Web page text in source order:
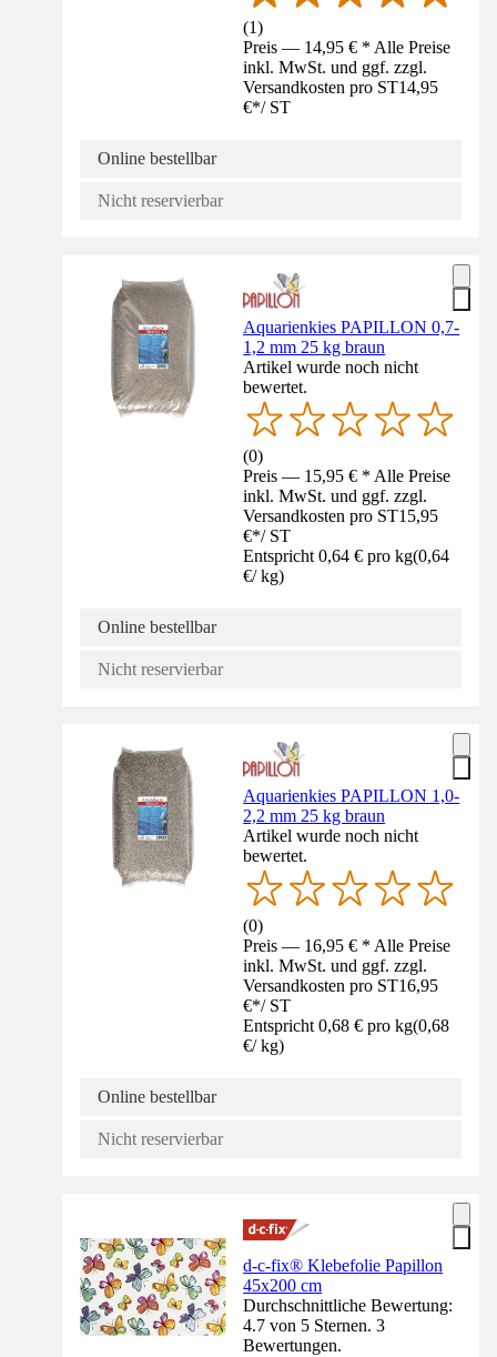
(1)
Preis — 14,95 € * Alle Preise
inkl. MwSt. und ggf. zzgl.
Versandkosten pro ST14,95
€*/ ST
Online bestellbar
Nicht reservierbar
Aquarienkies PAPILLON 0,7-
1,2 mm 25 kg braun
Artikel wurde noch nicht
bewertet.
(0)
Preis — 15,95 € * Alle Preise
inkl. MwSt. und ggf. zzgl.
Versandkosten pro ST15,95
€*/ ST
Entspricht 0,64 € pro kg(0,64
€/ kg)
Online bestellbar
Nicht reservierbar
Aquarienkies PAPILLON 1,0-
2,2 mm 25 kg braun
Artikel wurde noch nicht
bewertet.
(0)
Preis — 16,95 € * Alle Preise
inkl. MwSt. und ggf. zzgl.
Versandkosten pro ST16,95
€*/ ST
Entspricht 0,68 € pro kg(0,68
€/ kg)
Online bestellbar
Nicht reservierbar
d-c-fix® Klebefolie Papillon
45x200 cm
Durchschnittliche Bewertung:
4.7 von 5 Sternen. 3
Bewertungen.